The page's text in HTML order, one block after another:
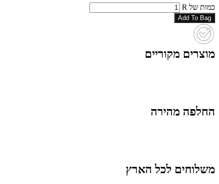
כמות של R
Add To Bag
מוצרים מקוריים
החלפה מהירה
משלוחים לכל הארץ